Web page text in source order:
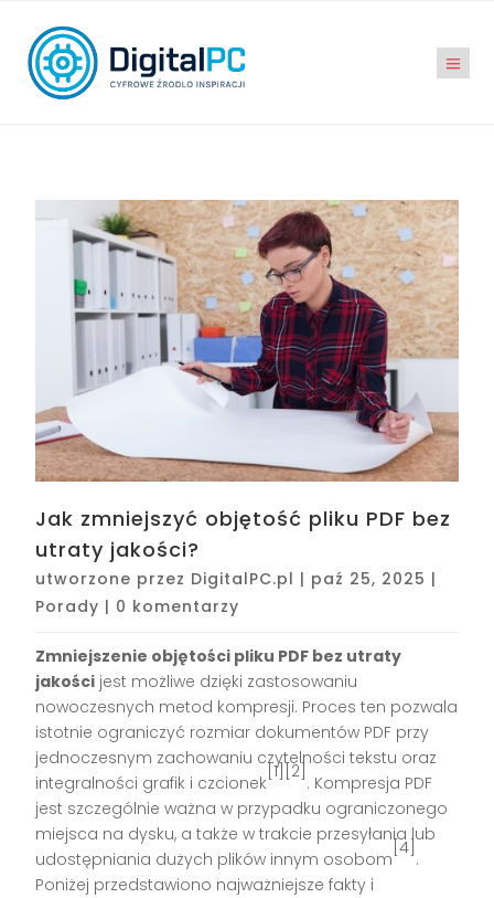
Jak zmniejszyć objętość pliku PDF bez
utraty jakości?
utworzone przez DigitalPC.pl | paź 25, 2025 |
Porady | 0 komentarzy
Zmniejszenie objętości pliku PDF bez utraty
jakości jest możliwe dzięki zastosowaniu
nowoczesnych metod kompresji. Proces ten pozwala
istotnie ograniczyć rozmiar dokumentów PDF przy
jednoczesnym zachowaniu czytelności tekstu oraz
integralności grafik i czcionek
[1][2]
. Kompresja PDF
jest szczególnie ważna w przypadku ograniczonego
miejsca na dysku, a także w trakcie przesyłania lub
udostępniania dużych plików innym osobom
[4]
.
Poniżej przedstawiono najważniejsze fakty i